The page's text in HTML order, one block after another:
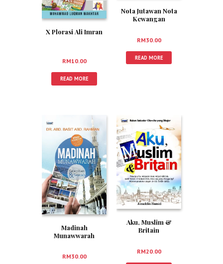
X Plorasi Ali Imran
RM10.00
READ MORE
Nota Jutawan Nota
Kewangan
RM30.00
READ MORE
Madinah
Munawwarah
Kini)
RM30.00
Aku, Muslim &
Britain
RM20.00